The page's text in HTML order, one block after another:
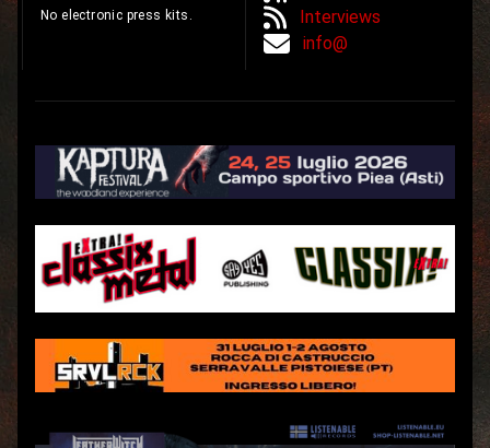
No electronic press kits.
Interviews
info@